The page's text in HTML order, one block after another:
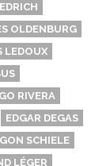
OLDENBURG
LEDOUX
RIVERA
EDGAR DEGAS
SCHIELE
LÉGER